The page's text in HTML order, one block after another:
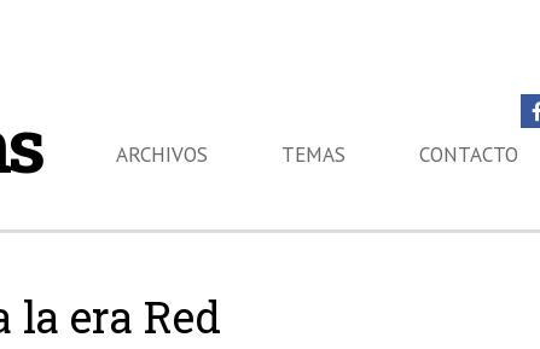
ARCHIVOS TEMAS CONTACTO
la era Red